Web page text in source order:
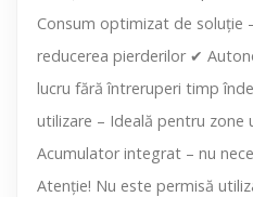
Consum optimizat de soluție
reducerea pierderilor ✔
lucru fără întreruperi timp
utilizare – Ideală pentru zone
Acumulator integrat – nu
Atenție! Nu este permisă